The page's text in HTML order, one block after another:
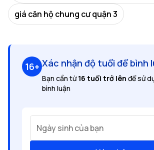
giá căn hộ chung cư quận 3
16+ Xác nhận độ tuổi để bình
Bạn cần từ16 tuổi trở lên để sử
bình luận
Ngày sinh của bạn